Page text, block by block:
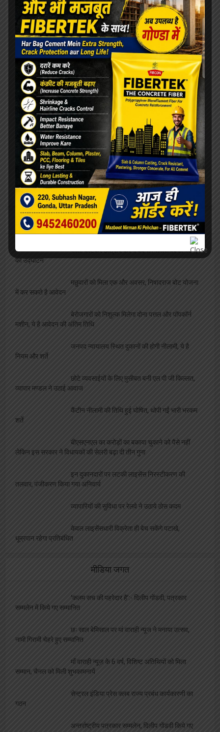
शतरंज प्रतियोगिता आयोजित, विजेता भाग लेंगे प्रदेश
स्तरीय प्रतियोगिता में
सफाईकर्मी के दो पुत्र एक साथ बने पुलिसकर्मी,
जिलाध्यक्ष ने दी बधाई
ललिता शास्त्री सभागार में संपन्न हुआ नशा मुक्त युवा
फार विकसित भारत कार्यक्रम
अदम की “गज़लगोई” घर घर पहुंचाएंगे रजत शर्मा, दिलीप
गोंडवी ने की भेंट
एलबीएस की शोध छात्रा साक्षी को मिला बेस्ट साइंटिस्ट
का अवार्ड, शिक्षकों ने दी बधाई
व्यवसाय
फीता काटकर छात्रायें करेंगी बदनाम समोसे बेवफा पकोड़े
का उद्घाटन
मछुवारों को मिला एक और अवसर, निषादराज बोट योजना
में कर सकते है आवेदन
बेरोजगारों को निशुल्क मिलेगा दोना पत्तल और पॉपकॉर्न
मशीन, ये है आवेदन की अंतिम तिथि
जनपद न्यायालय स्थित दुकानों की होगी नीलामी, ये है
नियम और शर्ते
छोटे व्यवसाईयों के लिए मुसीबत बनी एल पी जी किल्लत,
व्यापार मण्डल ने उठाई आवाज
कैंटीन नीलामी की तिथि हुई घोषित, थोपी गईं भारी भरकम
शर्ते
बीएसएनएल का करोड़ों का बकाया चुकाने को पैसे नहीं
लेकिन इस सरकार ने विधायकों की सेलरी बढ़ा दी तीन गुना
इन दुकानदारों पर लटकी लाइसेंस निरस्टीकरण की
तलवार, पंजीकरण किया गया अनिवार्य
व्यापारियों की सुविधा पर रेलवे ने उठाये ठोस कदम
केवल लाइसेंसधारी विक्रेता ही बेच सकेंगे पटाखे,
धूम्रपान रहेगा प्रतिबंधित
मीडिया जगत
‘कलम सच की पहरेदार है’:- दिलीप गोंडवी, पत्रकार
सम्मलेन में किये गए सम्मानित
छः साल बेमिसाल पर मां वाराही न्यूज ने मनाया उत्सव,
नामी गिरामी चेहरे हुए सम्मानित
माँ वाराही न्यूज़ के 6 वर्ष, विशिष्ट अतिथियों को मिला
सम्मान, चैनल को मिली शुभकामनायें
सेन्ट्रल इंडिया प्रेस क्लब राज्य प्रबंध कार्यकारणी का
गठन
अन्तर्राष्ट्रीय पत्रकार सम्मलेन, दिलीप गोंडवी किये गए